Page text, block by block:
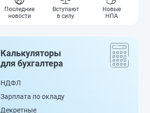
Последние
новости
Вступают
в силу
Новые
НПА
Калькуляторы
для бухгалтера
НДФЛ
Зарплата по окладу
Декретные